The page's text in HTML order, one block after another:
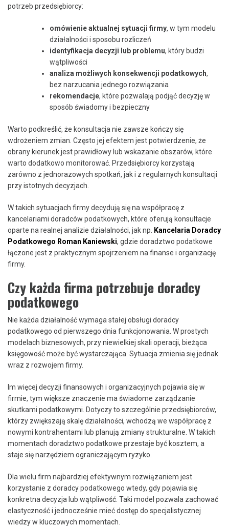
potrzeb przedsiębiorcy:
omówienie aktualnej sytuacji firmy, w tym modelu
działalności i sposobu rozliczeń
identyfikacja decyzji lub problemu, który budzi
wątpliwości
analiza możliwych konsekwencji podatkowych,
bez narzucania jednego rozwiązania
rekomendacje, które pozwalają podjąć decyzję w
sposób świadomy i bezpieczny
Warto podkreślić, że konsultacja nie zawsze kończy się
wdrożeniem zmian. Często jej efektem jest potwierdzenie, że
obrany kierunek jest prawidłowy lub wskazanie obszarów, które
warto dodatkowo monitorować. Przedsiębiorcy korzystają
zarówno z jednorazowych spotkań, jak i z regularnych konsultacji
przy istotnych decyzjach.
W takich sytuacjach firmy decydują się na współpracę z
kancelariami doradców podatkowych, które oferują konsultacje
oparte na realnej analizie działalności, jak np. Kancelaria Doradcy
Podatkowego Roman Kaniewski, gdzie doradztwo podatkowe
łączone jest z praktycznym spojrzeniem na finanse i organizację
firmy.
Czy każda firma potrzebuje doradcy
podatkowego
Nie każda działalność wymaga stałej obsługi doradcy
podatkowego od pierwszego dnia funkcjonowania. W prostych
modelach biznesowych, przy niewielkiej skali operacji, bieżąca
księgowość może być wystarczająca. Sytuacja zmienia się jednak
wraz z rozwojem firmy.
Im więcej decyzji finansowych i organizacyjnych pojawia się w
firmie, tym większe znaczenie ma świadome zarządzanie
skutkami podatkowymi. Dotyczy to szczególnie przedsiębiorców,
którzy zwiększają skalę działalności, wchodzą we współpracę z
nowymi kontrahentami lub planują zmiany strukturalne. W takich
momentach doradztwo podatkowe przestaje być kosztem, a
staje się narzędziem ograniczającym ryzyko.
Dla wielu firm najbardziej efektywnym rozwiązaniem jest
korzystanie z doradcy podatkowego wtedy, gdy pojawia się
konkretna decyzja lub wątpliwość. Taki model pozwala zachować
elastyczność i jednocześnie mieć dostęp do specjalistycznej
wiedzy w kluczowych momentach.